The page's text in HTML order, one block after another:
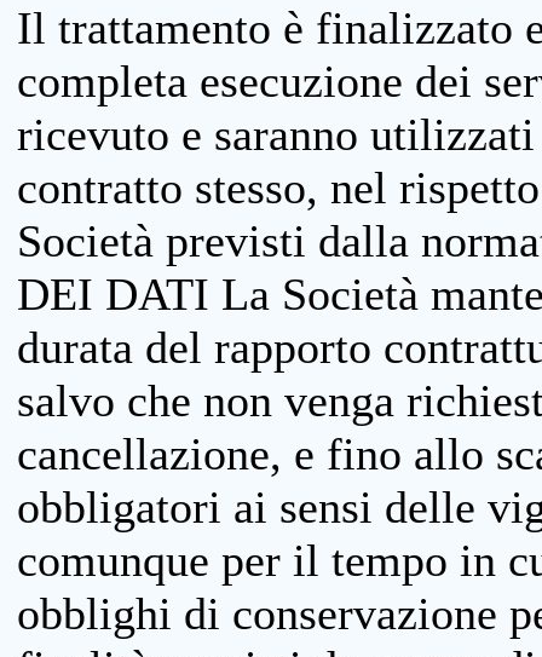
Il trattamento è finalizzato
completa esecuzione dei
ricevuto e saranno
contratto stesso, nel
Società previsti dalla
DEI DATI La Società
durata del rapporto
salvo che non venga
cancellazione, e fino allo
obbligatori ai sensi delle
comunque per il tempo in
obblighi di conservazione